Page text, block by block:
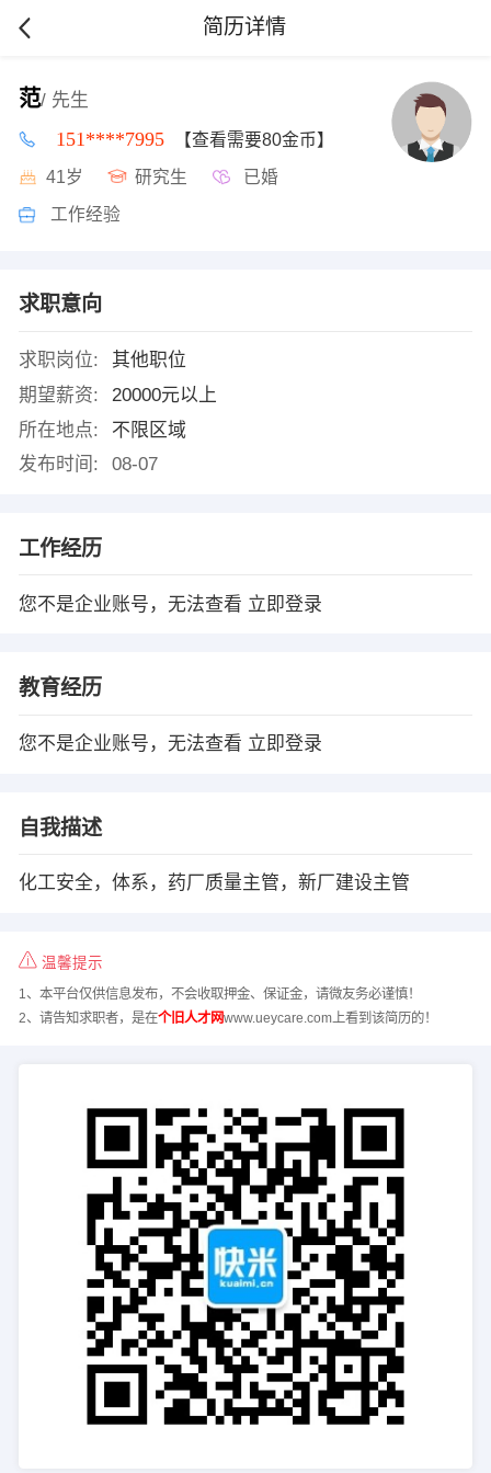
简历详情
范/ 先生
151****7995 【查看需要80金币】
41岁 研究生 已婚
工作经验
求职意向
求职岗位:
其他职位
期望薪资:
20000元以上
所在地点:
不限区域
发布时间:
08-07
工作经历
您不是企业账号，无法查看 立即登录
教育经历
您不是企业账号，无法查看 立即登录
自我描述
化工安全，体系，药厂质量主管，新厂建设主管
温馨提示
1、本平台仅供信息发布，不会收取押金、保证金，请微友务必谨慎！
2、请告知求职者，是在个旧人才网www.ueycare.com上看到该简历的！